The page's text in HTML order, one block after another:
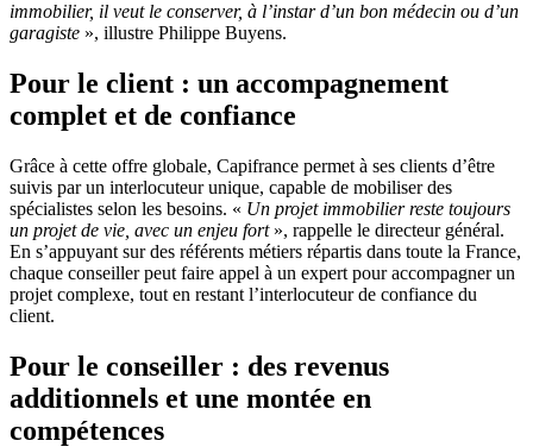
immobilier, il veut le conserver, à l’instar d’un bon médecin ou d’un
garagiste », illustre Philippe Buyens.
Pour le client : un accompagnement
complet et de confiance
Grâce à cette offre globale, Capifrance permet à ses clients d’être
suivis par un interlocuteur unique, capable de mobiliser des
spécialistes selon les besoins. « Un projet immobilier reste toujours
un projet de vie, avec un enjeu fort », rappelle le directeur général.
En s’appuyant sur des référents métiers répartis dans toute la France,
chaque conseiller peut faire appel à un expert pour accompagner un
projet complexe, tout en restant l’interlocuteur de confiance du
client.
Pour le conseiller : des revenus
additionnels et une montée en
compétences